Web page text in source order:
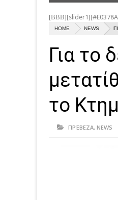
HOME NEWS
Για το
το
ΠΡΈΒΕΖΑ, NEWS